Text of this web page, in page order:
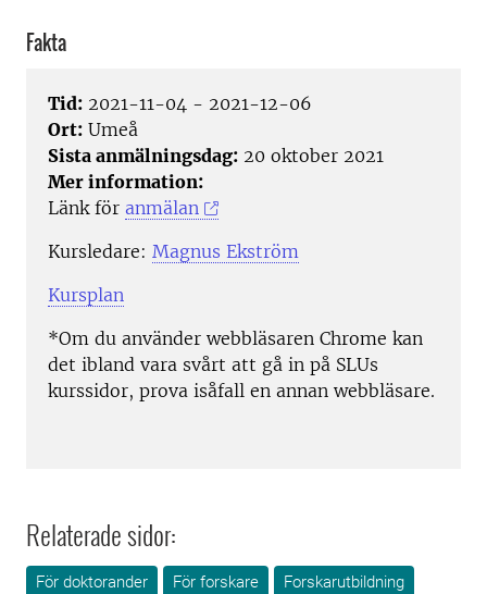
Fakta
Tid: 2021-11-04 - 2021-12-06
Ort: Umeå
Sista anmälningsdag: 20 oktober 2021
Mer information:
Länk för anmälan
Kursledare: Magnus Ekström
Kursplan
*Om du använder webbläsaren Chrome kan
det ibland vara svårt att gå in på SLUs
kurssidor, prova isåfall en annan webbläsare.
Relaterade sidor:
För doktorander För forskare
Forskarutbildning